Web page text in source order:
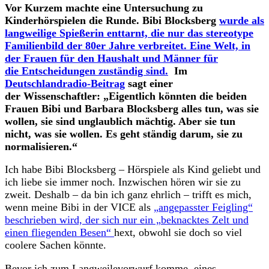
Vor Kurzem machte eine Untersuchung zu
Kinderhörspielen die Runde. Bibi Blocksberg wurde als
langweilige Spießerin enttarnt, die nur das stereotype
Familienbild der 80er Jahre verbreitet. Eine Welt, in
der Frauen für den Haushalt und Männer für
die Entscheidungen zuständig sind. Im
Deutschlandradio-Beitrag sagt einer
der Wissenschaftler: „Eigentlich könnten die beiden
Frauen Bibi und Barbara Blocksberg alles tun, was sie
wollen, sie sind unglaublich mächtig. Aber sie tun
nicht, was sie wollen. Es geht ständig darum, sie zu
normalisieren.“
Ich habe Bibi Blocksberg – Hörspiele als Kind geliebt und
ich liebe sie immer noch. Inzwischen hören wir sie zu
zweit. Deshalb – da bin ich ganz ehrlich – trifft es mich,
wenn meine Bibi in der VICE als „angepasster Feigling“
beschrieben wird, der sich nur ein „beknacktes Zelt und
einen fliegenden Besen“ hext, obwohl sie doch so viel
coolere Sachen könnte.